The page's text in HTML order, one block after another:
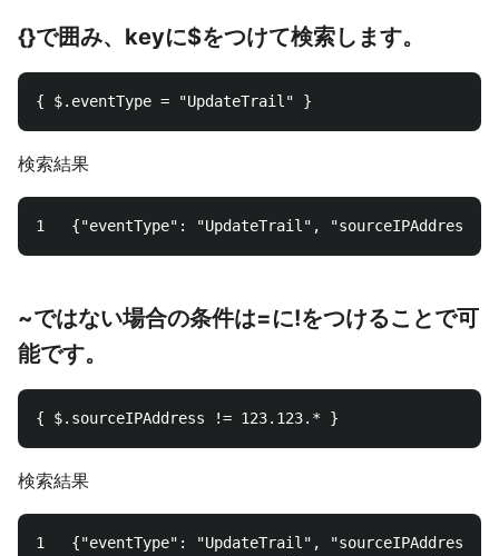
{}で囲み、keyに$をつけて検索します。
検索結果
~ではない場合の条件は=に!をつけることで可
能です。
検索結果
1	{"eventType": "UpdateTrail", "sourceIPAddress": "111.111.111.111", "arrayKey": ["value", "another value"], "objectList": [{ "name": "a", "id": 1},{"name": "b", "id": 2}], "SomeObject": null, "ThisFlag": true}